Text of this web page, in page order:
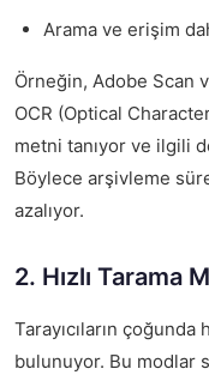
Arama ve erişim
Örneğin, Adobe Scan
OCR (Optical
metni tanıyor ve ilgili
Böylece arşivleme
azalıyor.
2. Hızlı Tarama
Tarayıcıların
bulunuyor. Bu modlar